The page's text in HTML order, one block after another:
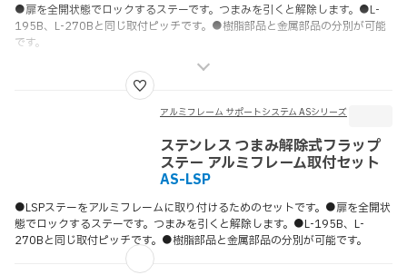
●扉を全開状態でロックするステーです。つまみを引くと解除します。●L-
195B、L-270Bと同じ取付ピッチです。●樹脂部品と金属部品の分別が可能
です。
アルミフレーム サポートシステム ASシリーズ
ステンレス つまみ解除式フラップ
ステー アルミフレーム取付セット
AS-LSP
●LSPステーをアルミフレームに取り付けるためのセットです。●扉を全開状
態でロックするステーです。つまみを引くと解除します。●L-195B、L-
270Bと同じ取付ピッチです。●樹脂部品と金属部品の分別が可能です。